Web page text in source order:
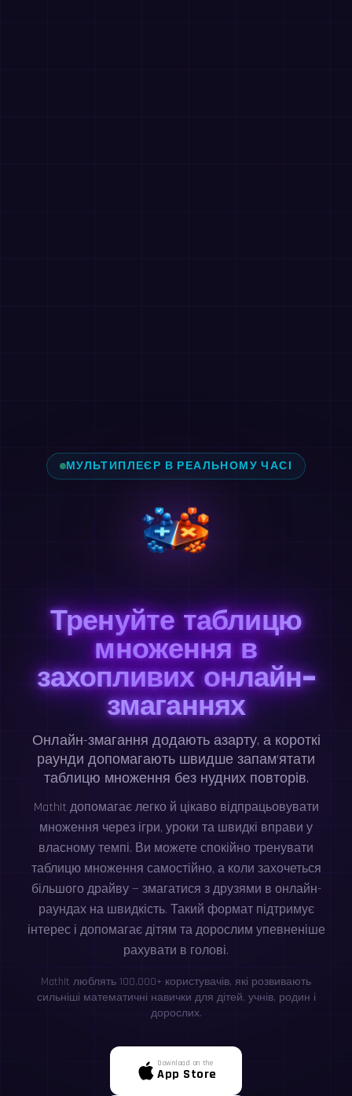
МУЛЬТИПЛЕЄР В РЕАЛЬНОМУ ЧАСІ
Тренуйте таблицю
множення в
захопливих онлайн-
змаганнях
Онлайн-змагання додають азарту, а короткі
раунди допомагають швидше запам’ятати
таблицю множення без нудних повторів.
MathIt допомагає легко й цікаво відпрацьовувати
множення через ігри, уроки та швидкі вправи у
власному темпі. Ви можете спокійно тренувати
таблицю множення самостійно, а коли захочеться
більшого драйву — змагатися з друзями в онлайн-
раундах на швидкість. Такий формат підтримує
інтерес і допомагає дітям та дорослим упевненіше
рахувати в голові.
MathIt люблять 100,000+ користувачів, які розвивають
сильніші математичні навички для дітей, учнів, родин і
дорослих.
Download on the
App Store